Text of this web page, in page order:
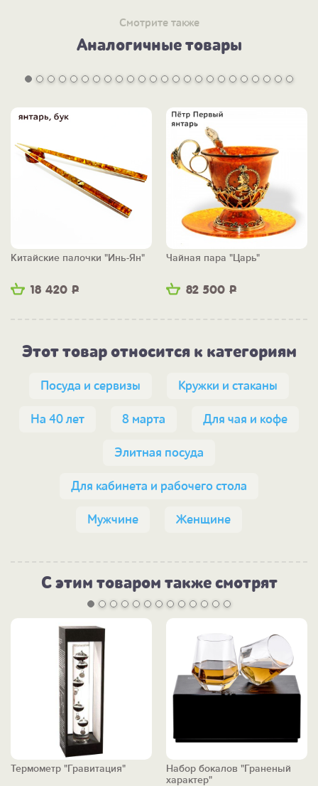
Чайную пару из янтаря "Царь" с Петром Первым >>
Всю янтарную коллекцию >>
Смотрите также
Аналогичные товары
18 420 Р
Китайские палочки "Инь-Ян"
82 500 Р
Чайная пара "Царь"
Этот товар относится к категориям
Посуда и сервизы Кружки и стаканы
На 40 лет 8 марта Для чая и кофе
Элитная посуда
Для кабинета и рабочего стола
Мужчине Женщине
С этим товаром также смотрят
Термометр "Гравитация"
Набор бокалов "Граненый
характер"